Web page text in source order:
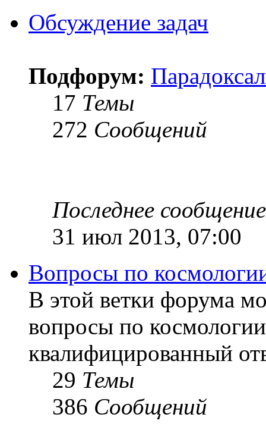
Обсуждение задач
Подфорум:
17 Темы
272 Сообщений
Последнее сообщение
31 июл 2013, 07:00
Вопросы по
В этой ветки форума
вопросы по
квалифицированный
29 Темы
386 Сообщений